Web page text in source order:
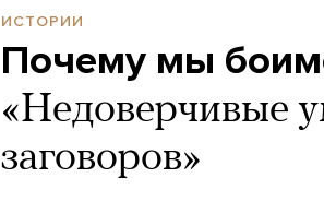
ИСТОРИИ
Почему мы
«Недоверчивые
заговоров»